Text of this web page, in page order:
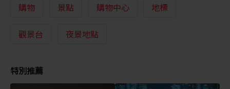
購物 景點 購物中心 地標
觀景台 夜景地點
特別推薦